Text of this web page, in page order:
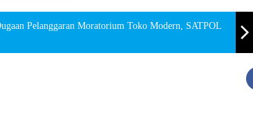
Pelanggaran Moratorium Toko Modern, SATPOL